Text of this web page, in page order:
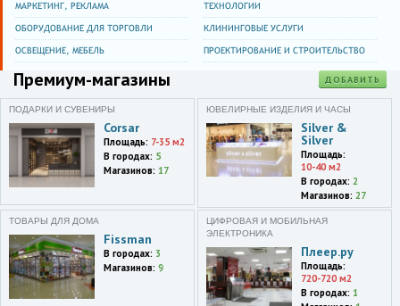
Московская обл.
Котельники г.,Новорязанское
ш.,8,Outlet Village Belaya
Dacha
Москва
поселение
Московский,деревня
Лапшинка
Санкт-Петербург
Шушары пос.,Пулковское
ш.,60,корп.1,Outlet Pulkovo
Village
Санкт-Петербург
Волковский просп.,32,Аутлет
ТЦ Радиус
МАРКЕТИНГ, РЕКЛАМА ТЕХНОЛОГИИ
ОБОРУДОВАНИЕ ДЛЯ ТОРГОВЛИ КЛИНИНГОВЫЕ УСЛУГИ
ОСВЕЩЕНИЕ, МЕБЕЛЬ ПРОЕКТИРОВАНИЕ И СТРОИТЕЛЬСТВО
ДОБАВИТЬ
Премиум-магазины
ПОДАРКИ И СУВЕНИРЫ
Corsar
Площадь: 7-35 м2
В городах: 5
Магазинов: 17
ЮВЕЛИРНЫЕ ИЗДЕЛИЯ И ЧАСЫ
Silver &
Silver
Площадь:
10-40 м2
В городах: 2
Магазинов: 27
ТОВАРЫ ДЛЯ ДОМА
Fissman
В городах: 3
Магазинов: 9
ЦИФРОВАЯ И МОБИЛЬНАЯ
ЭЛЕКТРОНИКА
Плеер.ру
Площадь:
720-720 м2
В городах: 1